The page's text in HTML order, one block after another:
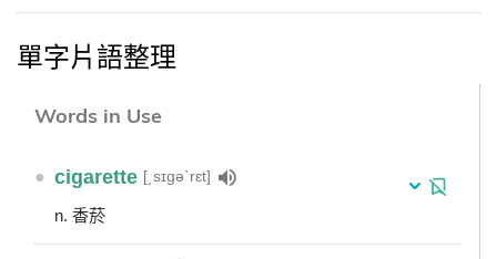
單字片語整理
Words in Use
● cigarette [͵sɪgəˋrɛt]
n. 香菸